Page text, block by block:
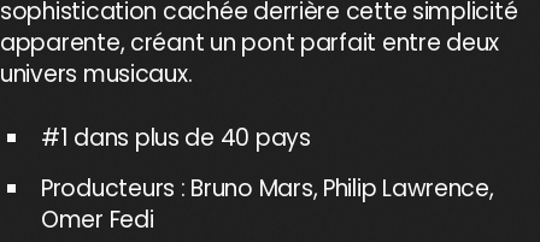
sophistication cachée derrière cette simplicité
apparente, créant un pont parfait entre deux
univers musicaux.
#1 dans plus de 40 pays
Producteurs : Bruno Mars, Philip Lawrence,
Omer Fedi